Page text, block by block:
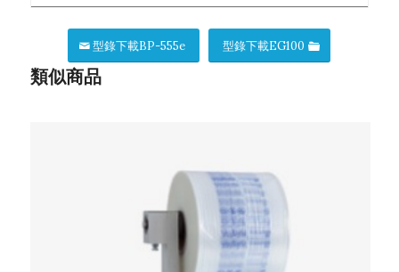
型錄下載BP-555e 型錄下載EG100
類似商品